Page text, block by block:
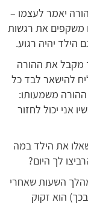
יאמר לעצמו –
משקפים את רגשות
הילד יהיה רגוע.
מקבל את ההורה
להישאר לבד כל
משמעותו:
אני יכול לחזור
את הילד במה
לך היום?
השעות שאחרי
הוא זקוק